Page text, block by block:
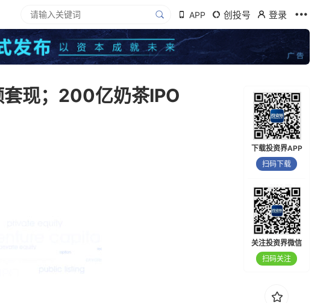
APP 创投号 登录
现；200亿奶茶IPO
下载投资界APP
扫码下载
关注投资界微信
扫码关注